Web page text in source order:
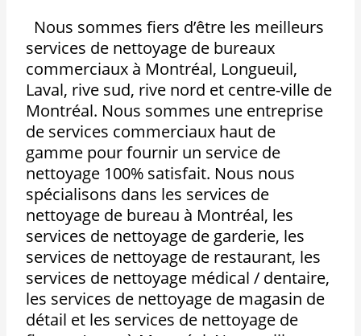
Nous sommes fiers d’être les meilleurs
services de nettoyage de bureaux
commerciaux à Montréal, Longueuil,
Laval, rive sud, rive nord et centre-ville de
Montréal. Nous sommes une entreprise
de services commerciaux haut de
gamme pour fournir un service de
nettoyage 100% satisfait. Nous nous
spécialisons dans les services de
nettoyage de bureau à Montréal, les
services de nettoyage de garderie, les
services de nettoyage de restaurant, les
services de nettoyage médical / dentaire,
les services de nettoyage de magasin de
détail et les services de nettoyage de